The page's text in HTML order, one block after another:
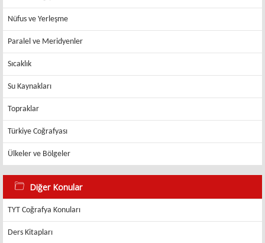
Nüfus ve Yerleşme
Paralel ve Meridyenler
Sıcaklık
Su Kaynakları
Topraklar
Türkiye Coğrafyası
Ülkeler ve Bölgeler
Diğer Konular
TYT Coğrafya Konuları
Ders Kitapları